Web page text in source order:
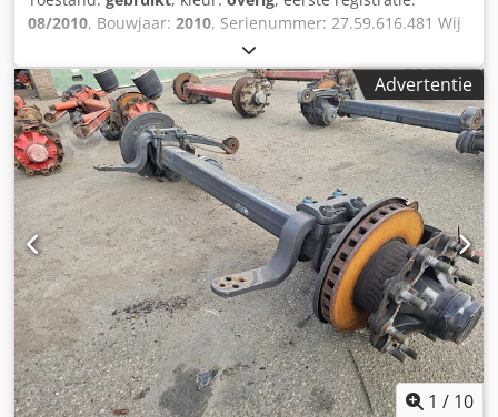
08/2010, Bouwjaar: 2010, Serienummer: 27.59.616.481 Wij
hebben meer dan 100 assen op voorraad. Csdpfozr Atzsx
Abfeha Neem contact met ons op als u niet kunt vinden
wat u zoekt.
Advertentie
1 / 10